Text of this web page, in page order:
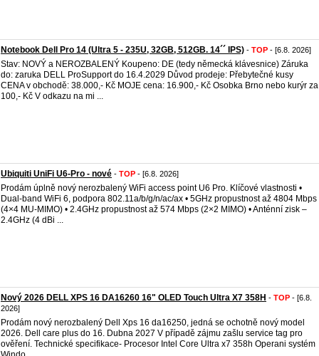
Notebook Dell Pro 14 (Ultra 5 - 235U, 32GB, 512GB. 14´´ IPS) - TOP - [6.8. 2026]
Stav: NOVÝ a NEROZBALENÝ Koupeno: DE (tedy německá klávesnice) Záruka
do: zaruka DELL ProSupport do 16.4.2029 Důvod prodeje: Přebytečné kusy
CENA v obchodě: 38.000,- Kč MOJE cena: 16.900,- Kč Osobka Brno nebo kurýr za
100,- Kč V odkazu na mi ...
Ubiquiti UniFi U6-Pro - nové - TOP - [6.8. 2026]
Prodám úplně nový nerozbalený WiFi access point U6 Pro. Klíčové vlastnosti •
Dual-band WiFi 6, podpora 802.11a/b/g/n/ac/ax • 5GHz propustnost až 4804 Mbps
(4×4 MU-MIMO) • 2.4GHz propustnost až 574 Mbps (2×2 MIMO) • Anténní zisk –
2.4GHz (4 dBi ...
Nový 2026 DELL XPS 16 DA16260 16" OLED Touch Ultra X7 358H - TOP - [6.8.
2026]
Prodám nový nerozbalený Dell Xps 16 da16250, jedná se ochotně nový model
2026. Dell care plus do 16. Dubna 2027 V případě zájmu zašlu service tag pro
ověření. Technické specifikace- Procesor Intel Core Ultra x7 358h Operani systém